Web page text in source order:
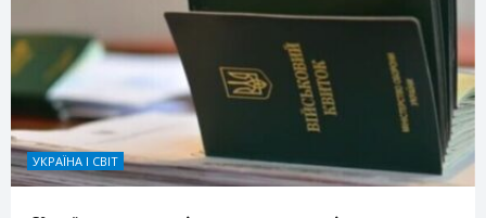
УКРАЇНА І СВІТ